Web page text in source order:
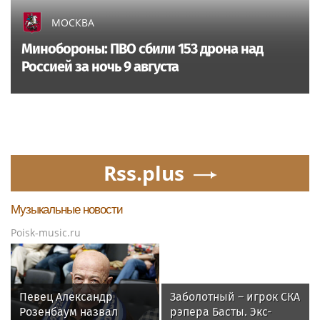
МОСКВА
Минобороны: ПВО сбили 153 дрона над
Россией за ночь 9 августа
Rss.plus
Музыкальные новости
Poisk-music.ru
Певец Александр
Розенбаум назвал
Заболотный – игрок СКА
рэпера Басты. Экс-